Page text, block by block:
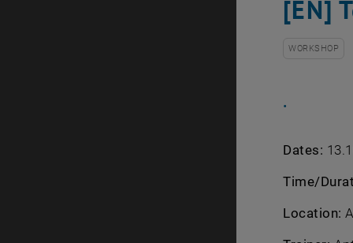
[EN]
WORKSHOP
.
Dates:
Time/
Location: